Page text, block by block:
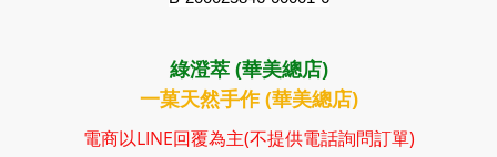
綠澄萃 (華美總店)
一菓天然手作 (華美總店)
電商以LINE回覆為主(不提供電話詢問訂單)